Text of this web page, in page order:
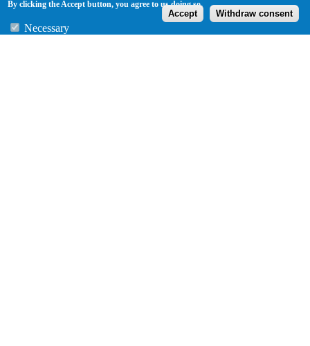
By clicking the Accept button, you agree to us doing so.
Necessary
Accept Withdraw consent